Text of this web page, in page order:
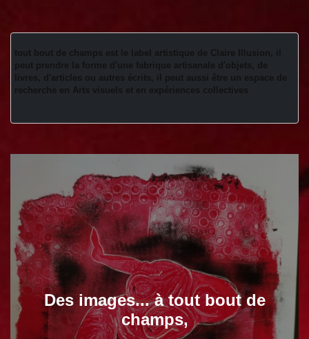
tout bout de champs est le label artistique de Claire Illusion, il
peut prendre la forme d'une fabrique artisanale d'objets, de
livres, d'articles ou autres écrits, il peut aussi être un espace de
recherche en Arts visuels et en expériences collectives
Des images... à tout bout de
champs,